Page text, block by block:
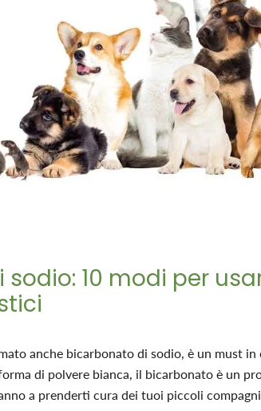
10 modi per
anche bicarbonato di sodio, è un must in
di polvere bianca, il bicarbonato è un
a prenderti cura dei tuoi piccoli